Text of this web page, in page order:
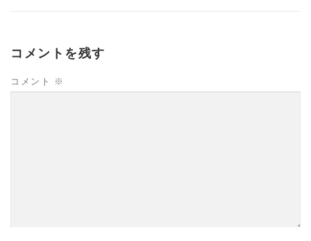
コメントを残す
コメント ※